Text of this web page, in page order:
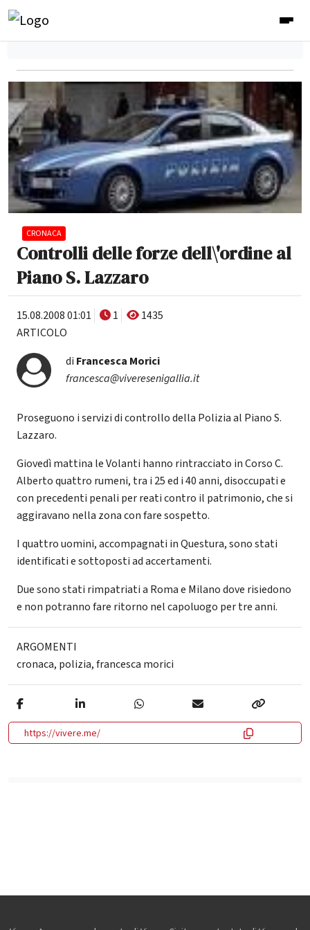
CRONACA
Controlli delle forze dell\'ordine al
Piano S. Lazzaro
15.08.2008 01:01 1
1435
ARTICOLO
di Francesca Morici
francesca@viveresenigallia.it
Proseguono i servizi di controllo della Polizia al Piano S.
Lazzaro.
Giovedì mattina le Volanti hanno rintracciato in Corso C.
Alberto quattro rumeni, tra i 25 ed i 40 anni, disoccupati e
con precedenti penali per reati contro il patrimonio, che si
aggiravano nella zona con fare sospetto.
I quattro uomini, accompagnati in Questura, sono stati
identificati e sottoposti ad accertamenti.
Due sono stati rimpatriati a Roma e Milano dove risiedono
e non potranno fare ritorno nel capoluogo per tre anni.
ARGOMENTI
cronaca, polizia,francesca morici
https://vivere.me/